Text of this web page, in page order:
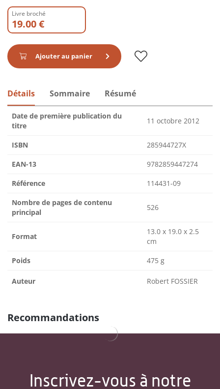
Livre broché
19.00 €
Ajouter au panier
Détails Sommaire Résumé
Date de première publication du
titre
11 octobre 2012
ISBN 285944727X
EAN-13 9782859447274
Référence 114431-09
Nombre de pages de contenu
principal
526
Format
13.0 x 19.0 x 2.5
cm
Poids 475 g
Auteur Robert FOSSIER
Recommandations
Inscrivez-vous à notre